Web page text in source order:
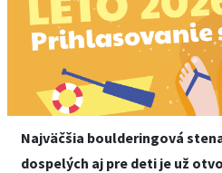
Najväčšia boulderingová
dospelých aj pre deti je už